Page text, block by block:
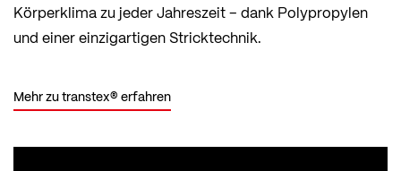
Körperklima zu jeder Jahreszeit – dank Polypropylen
und einer einzigartigen Stricktechnik.
Mehr zu transtex® erfahren